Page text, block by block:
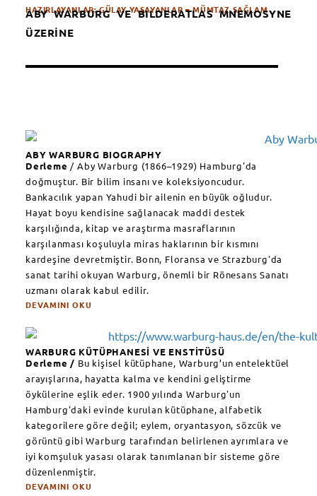
HAZIRLAYANLAR: GÜLAY YAŞAYANLAR – MÜMTAZ SAĞLAM
ABY WARBURG VE BILDERATLAS MNEMOSYNE
ÜZERİNE
ABY WARBURG BIOGRAPHY
Derleme / Aby Warburg (1866–1929) Hamburg'da
doğmuştur. Bir bilim insanı ve koleksiyoncudur.
Bankacılık yapan Yahudi bir ailenin en büyük oğludur.
Hayat boyu kendisine sağlanacak maddi destek
karşılığında, kitap ve araştırma masraflarının
karşılanması koşuluyla miras haklarının bir kısmını
kardeşine devretmiştir. Bonn, Floransa ve Strazburg'da
sanat tarihi okuyan Warburg, önemli bir Rönesans Sanatı
uzmanı olarak kabul edilir.
DEVAMINI OKU
WARBURG KÜTÜPHANESİ VE ENSTİTÜSÜ
Derleme / Bu kişisel kütüphane, Warburg’un entelektüel
arayışlarına, hayatta kalma ve kendini geliştirme
öykülerine eşlik eder. 1900 yılında Warburg'un
Hamburg'daki evinde kurulan kütüphane, alfabetik
kategorilere göre değil; eylem, oryantasyon, sözcük ve
görüntü gibi Warburg tarafından belirlenen ayrımlara ve
iyi komşuluk yasası olarak tanımlanan bir sisteme göre
düzenlenmiştir.
DEVAMINI OKU